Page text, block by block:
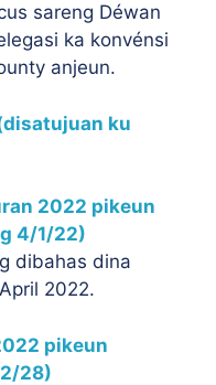
sareng Déwan
ka konvénsi
anjeun.
ku
2022 pikeun
4/1/22)
dibahas dina
2022.
pikeun
28)